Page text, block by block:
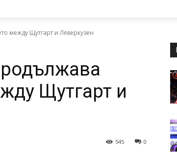
между Щутгарт и Леверкузен
Щутгарт и
0
545